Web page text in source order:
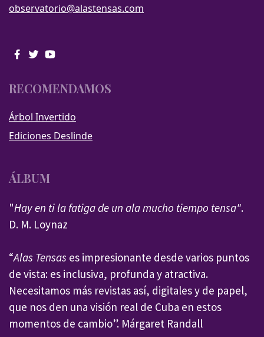
observatorio@alastensas.com
RECOMENDAMOS
Árbol Invertido
Ediciones Deslinde
ÁLBUM
"Hay en ti la fatiga de un ala mucho tiempo tensa".
D. M. Loynaz
“Alas Tensas es impresionante desde varios puntos
de vista: es inclusiva, profunda y atractiva.
Necesitamos más revistas así, digitales y de papel,
que nos den una visión real de Cuba en estos
momentos de cambio”. Márgaret Randall